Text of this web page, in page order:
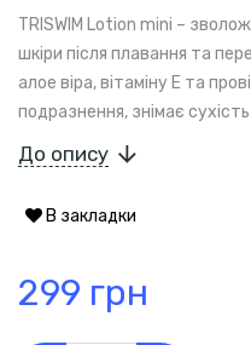
TRISWIM Lotion mini –
шкіри після плавання та
алое віра, вітаміну E та
подразнення, знімає
До опису
В закладки
299 грн